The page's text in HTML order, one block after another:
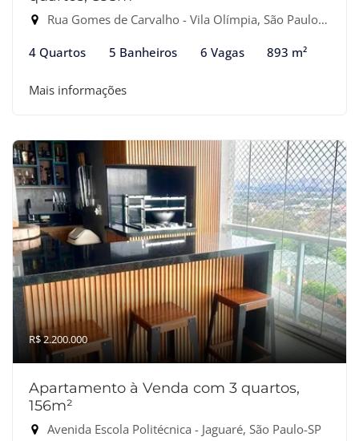
Rua Gomes de Carvalho - Vila Olímpia, São Paulo-SP
4 Quartos 5 Banheiros 6 Vagas 893 m²
Mais informações
R$ 2.200.000
Apartamento à Venda com 3 quartos,
156m²
Avenida Escola Politécnica - Jaguaré, São Paulo-SP